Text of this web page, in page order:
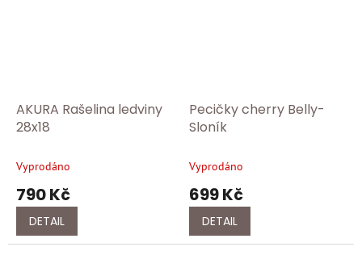
AKURA Rašelina ledviny
28x18
Vyprodáno
790 Kč
DETAIL
Pecičky cherry Belly-
Sloník
Vyprodáno
699 Kč
DETAIL